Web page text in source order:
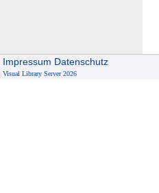
Impressum Datenschutz
Visual Library Server 2026